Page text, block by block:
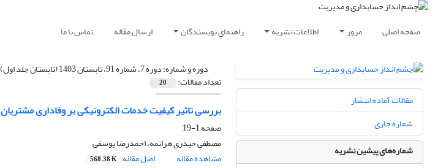
صفحه اصلی مرور اطلاعات نشریه راهنمای نویسندگان ارسال مقاله تماس با ما
دوره و شماره:دوره 7، شماره 91، تابستان 1403 (تابستان جلد اول)
تعداد مقالات: 20
بررسی تاثیر کیفیت خدمات الکترونیکی بر وفادارى
صفحه1-19
مصطفی حیدری هراتمه، احمدرضا یوسفی
مشاهده مقاله
اصل مقاله 568.38 K
مقالات آماده انتشار
شماره جاری
شماره‌های پیشین نشریه